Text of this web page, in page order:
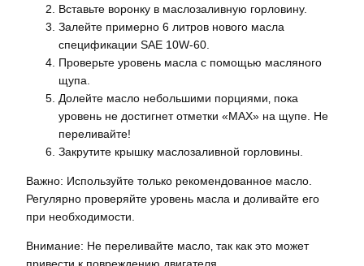
Вставьте воронку в маслозаливную горловину.
Залейте примерно 6 литров нового масла
спецификации SAE 10W-60.
Проверьте уровень масла с помощью масляного
щупа.
Долейте масло небольшими порциями‚ пока
уровень не достигнет отметки «MAX» на щупе. Не
переливайте!
Закрутите крышку маслозаливной горловины.
Важно: Используйте только рекомендованное масло.
Регулярно проверяйте уровень масла и доливайте его
при необходимости.
Внимание: Не переливайте масло‚ так как это может